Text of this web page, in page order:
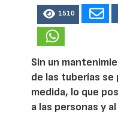
1510
Sin un
de las tuberías se
medida, lo que
a las personas y